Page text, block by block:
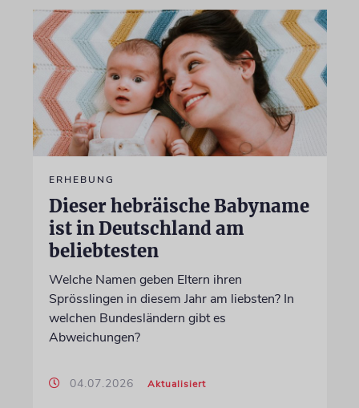
ERHEBUNG
Dieser hebräische Babyname
ist in Deutschland am
beliebtesten
Welche Namen geben Eltern ihren
Sprösslingen in diesem Jahr am liebsten? In
welchen Bundesländern gibt es
Abweichungen?
04.07.2026 Aktualisiert